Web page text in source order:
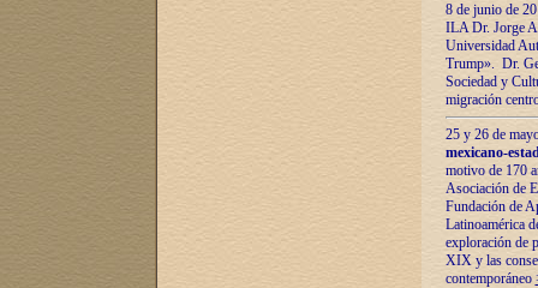
8 de junio de
ILA Dr. Jorge
Universidad
Trump». Dr.
Sociedad y
migración
25 y 26 de
mexicano-
motivo de 170
Asociación de
Fundación de
Latinoamérica
exploración de
XIX y las
contemporáneo